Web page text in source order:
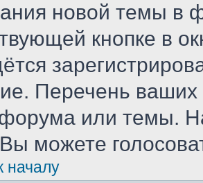
новой темы в
кнопке в
Перечень ваших
или темы.
можете
началу